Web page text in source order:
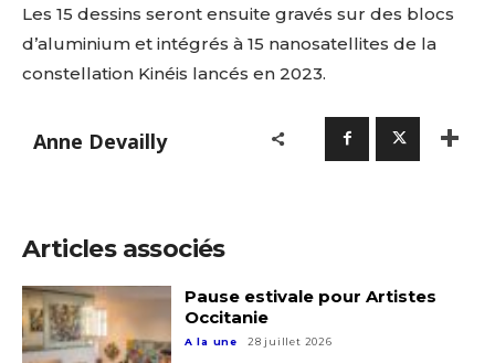
Nom
J'accepte lestermes et conditions
* Champ obligatoire
Adresse email*
Statut / Organisation
Les 15 dessins seront ensuite gravés sur des blocs
d’aluminium et intégrés à 15 nanosatellites de la
constellation Kinéis lancés en 2023.
Anne Devailly
Articles associés
Pause estivale pour Artistes
Occitanie
A la une 28 juillet 2026